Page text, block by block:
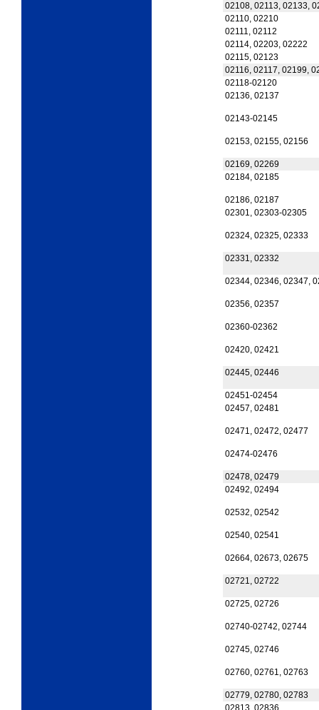
02108, 02113, 02133,
02110, 02210
02111, 02112
02114, 02203, 02222
02115, 02123
02116, 02117, 02199,
02118-02120
02136, 02137
02143-02145
02153, 02155, 02156
02169, 02269
02184, 02185
02186, 02187
02301, 02303-02305
02324, 02325, 02333
02331, 02332
02344, 02346, 02347,
02356, 02357
02360-02362
02420, 02421
02445, 02446
02451-02454
02457, 02481
02471, 02472, 02477
02474-02476
02478, 02479
02492, 02494
02532, 02542
02540, 02541
02664, 02673, 02675
02721, 02722
02725, 02726
02740-02742, 02744
02745, 02746
02760, 02761, 02763
02779, 02780, 02783
02813, 02836